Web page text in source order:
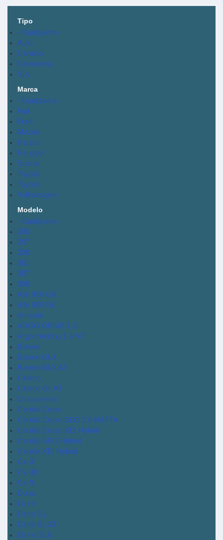
Tipo
- Cualquiera -
Auto
Camión
Camioneta
Suv
Marca
- Cualquiera -
Fiat
Ford
Mazda
Nissan
Peugeot
Suzuki
Toyota
Toyota
Volkswagen
Modelo
- Cualquiera -
206
207
208
301
307
308
Alto 800 GA
Alto 800 GL
Amarok
ARGO DRIVE 1.3
Argo trekking 1.3 MT
Baleno
Baleno GLX
Baleno GLX AT
Celerio
Celerio GL AT
Cinquecento
Corolla Cross
Corolla Cross SEG 2.0 NAFTA
Corolla Cross XEI Hybrid
Corolla SEG Hybrid
Corolla XEI Hybrid
Cx-3
Cx-30
Cx-9
Duna
Dzire
Dzire GL
Dzire GL AT
Dzire GLX